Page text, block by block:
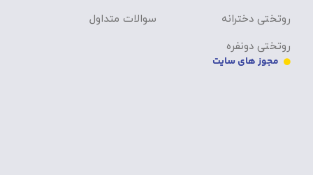
روتختی دخترانه
روتختی دونفره
سوالات متداول
مجوز های سایت